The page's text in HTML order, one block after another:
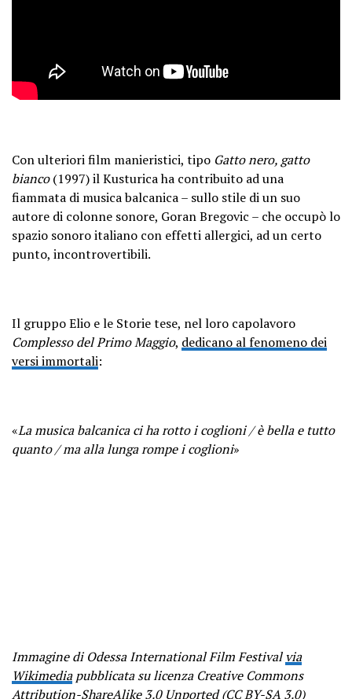
Con ulteriori film manieristici, tipo Gatto nero, gatto
bianco(1997) il Kusturica ha contribuito ad una
fiammata di musica balcanica – sullo stile di un suo
autore di colonne sonore, Goran Bregovic – che occupò lo
spazio sonoro italiano con effetti allergici, ad un certo
punto, incontrovertibili.
Il gruppo Elio e le Storie tese, nel loro capolavoro
Complesso del Primo Maggio, dedicano al fenomeno dei
versi immortali:
«La musica balcanica ci ha rotto i coglioni / è bella e tutto
quanto / ma alla lunga rompe i coglioni»
Immagine di Odessa International Film Festivalvia
Wikimediapubblicata su licenza Creative Commons
Attribution-ShareAlike 3.0 Unported (CC BY-SA 3.0)